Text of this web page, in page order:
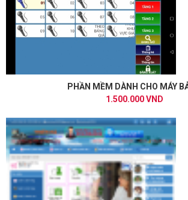
PHẦN MỀM DÀNH CHO MÁY
1.500.000 VND